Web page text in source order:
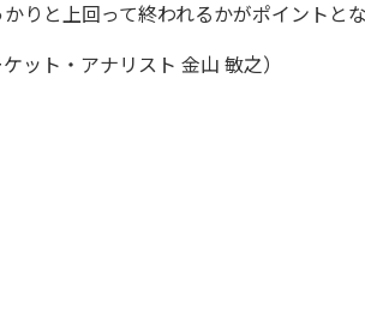
りと上回って終われるかがポイントとな
ット・アナリスト 金山 敏之）